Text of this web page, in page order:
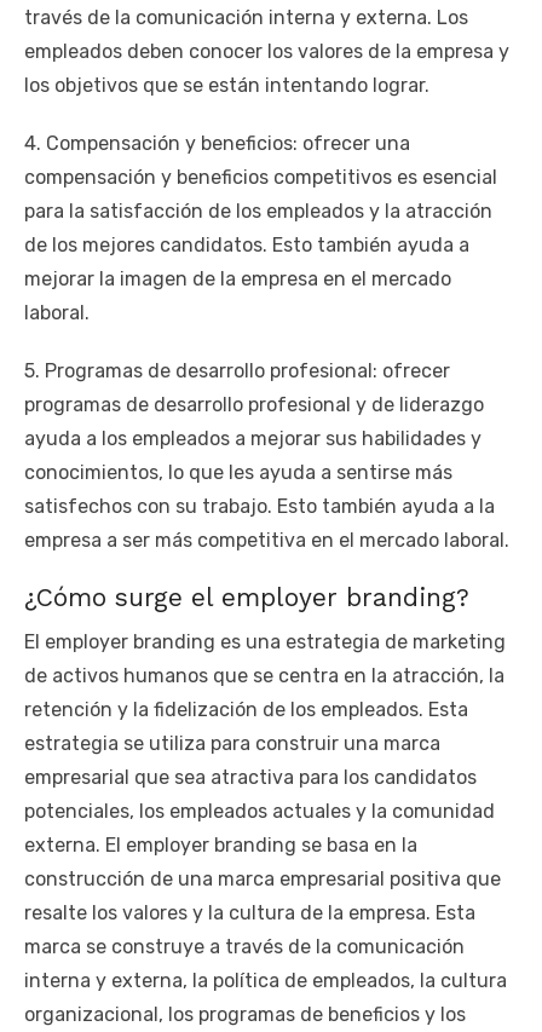
través de la comunicación interna y externa. Los
empleados deben conocer los valores de la empresa y
los objetivos que se están intentando lograr.
4. Compensación y beneficios: ofrecer una
compensación y beneficios competitivos es esencial
para la satisfacción de los empleados y la atracción
de los mejores candidatos. Esto también ayuda a
mejorar la imagen de la empresa en el mercado
laboral.
5. Programas de desarrollo profesional: ofrecer
programas de desarrollo profesional y de liderazgo
ayuda a los empleados a mejorar sus habilidades y
conocimientos, lo que les ayuda a sentirse más
satisfechos con su trabajo. Esto también ayuda a la
empresa a ser más competitiva en el mercado laboral.
¿Cómo surge el employer branding?
El employer branding es una estrategia de marketing
de activos humanos que se centra en la atracción, la
retención y la fidelización de los empleados. Esta
estrategia se utiliza para construir una marca
empresarial que sea atractiva para los candidatos
potenciales, los empleados actuales y la comunidad
externa. El employer branding se basa en la
construcción de una marca empresarial positiva que
resalte los valores y la cultura de la empresa. Esta
marca se construye a través de la comunicación
interna y externa, la política de empleados, la cultura
organizacional, los programas de beneficios y los